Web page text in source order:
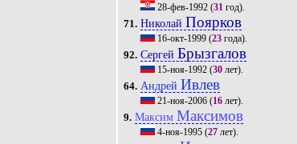
28-фев-1992 (31 год).
71. Николай Поярков
16-окт-1999 (23 года).
92. Сергей Брызгалов
15-ноя-1992 (30 лет).
64. Андрей Ивлев
21-ноя-2006 (16 лет).
9. Максим Максимов
4-ноя-1995 (27 лет).